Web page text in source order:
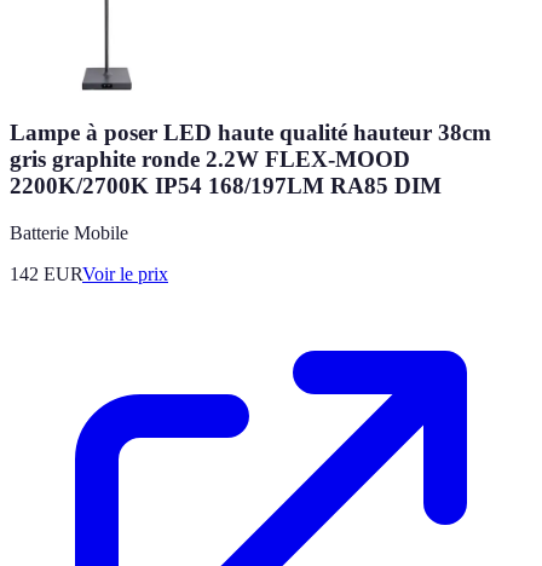
Lampe à poser LED haute qualité hauteur 38cm
gris graphite ronde 2.2W FLEX-MOOD
2200K/2700K IP54 168/197LM RA85 DIM
Batterie Mobile
142 EURVoir le prix